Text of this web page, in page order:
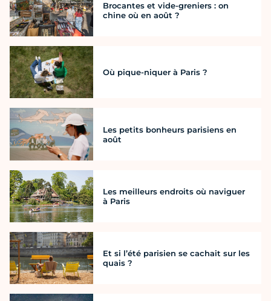
Brocantes et vide-greniers : on
chine où en août ?
Où pique-niquer à Paris ?
Les petits bonheurs parisiens en
août
Les meilleurs endroits où naviguer
à Paris
Et si l’été parisien se cachait sur les
quais ?